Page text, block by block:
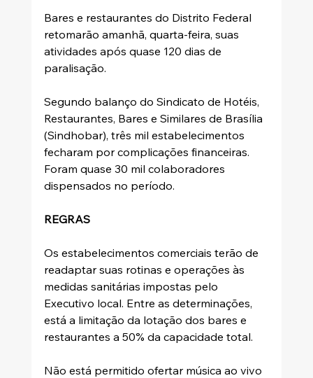
Bares e restaurantes do Distrito Federal
retomarão amanhã, quarta-feira, suas
atividades após quase 120 dias de
paralisação.
Segundo balanço do Sindicato de Hotéis,
Restaurantes, Bares e Similares de Brasília
(Sindhobar), três mil estabelecimentos
fecharam por complicações financeiras.
Foram quase 30 mil colaboradores
dispensados no período.
REGRAS
Os estabelecimentos comerciais terão de
readaptar suas rotinas e operações às
medidas sanitárias impostas pelo
Executivo local. Entre as determinações,
está a limitação da lotação dos bares e
restaurantes a 50% da capacidade total.
Não está permitido ofertar música ao vivo